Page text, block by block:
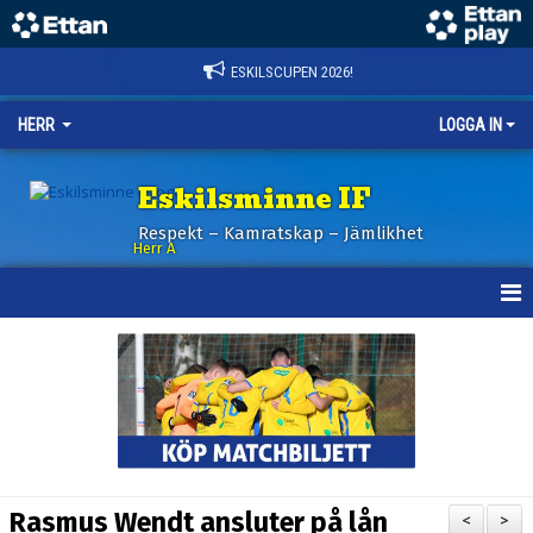
ESKILSCUPEN 2026!
HERR LOGGA IN
Eskilsminne IF
Respekt – Kamratskap – Jämlikhet
Herr A
>
<
Rasmus Wendt ansluter på lån